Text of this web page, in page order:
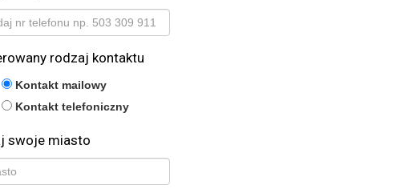
rodzaj kontaktu
Kontakt mailowy
Kontakt telefoniczny
swoje miasto